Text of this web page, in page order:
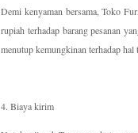
Demi kenyaman bersama, Toko
rupiah terhadap barang pesanan
menutup kemungkinan terhadap hal
4. Biaya kirim